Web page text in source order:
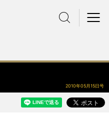
2010年05月15日号